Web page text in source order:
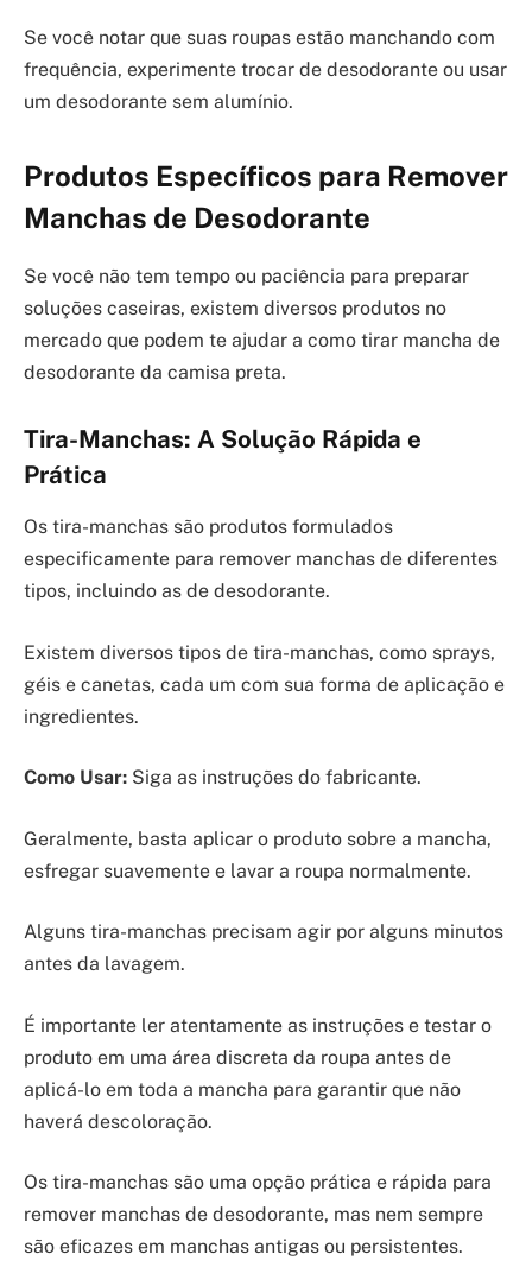
Se você notar que suas roupas estão manchando com
frequência, experimente trocar de desodorante ou usar
um desodorante sem alumínio.
Produtos Específicos para Remover
Manchas de Desodorante
Se você não tem tempo ou paciência para preparar
soluções caseiras, existem diversos produtos no
mercado que podem te ajudar a como tirar mancha de
desodorante da camisa preta.
Tira-Manchas: A Solução Rápida e
Prática
Os tira-manchas são produtos formulados
especificamente para remover manchas de diferentes
tipos, incluindo as de desodorante.
Existem diversos tipos de tira-manchas, como sprays,
géis e canetas, cada um com sua forma de aplicação e
ingredientes.
Como Usar: Siga as instruções do fabricante.
Geralmente, basta aplicar o produto sobre a mancha,
esfregar suavemente e lavar a roupa normalmente.
Alguns tira-manchas precisam agir por alguns minutos
antes da lavagem.
É importante ler atentamente as instruções e testar o
produto em uma área discreta da roupa antes de
aplicá-lo em toda a mancha para garantir que não
haverá descoloração.
Os tira-manchas são uma opção prática e rápida para
remover manchas de desodorante, mas nem sempre
são eficazes em manchas antigas ou persistentes.